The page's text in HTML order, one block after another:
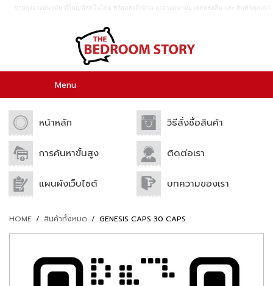
ขายถุงยางอนามัย ที่ใหญ่ที่สุดในไทย พร้อมส่งถึงบ้าน ถุงยางอนามัย เจลหล่อลื่น เเละ สินค้าคุณภา
Menu
หน้าหลัก วิธีสั่งซื้อสินค้า
การค้นหาขั้นสูง ติดต่อเรา
แผนผังเว็บไซต์ บทความของเรา
HOME / สินค้าทั้งหมด / GENESIS CAPS 30 CAPS